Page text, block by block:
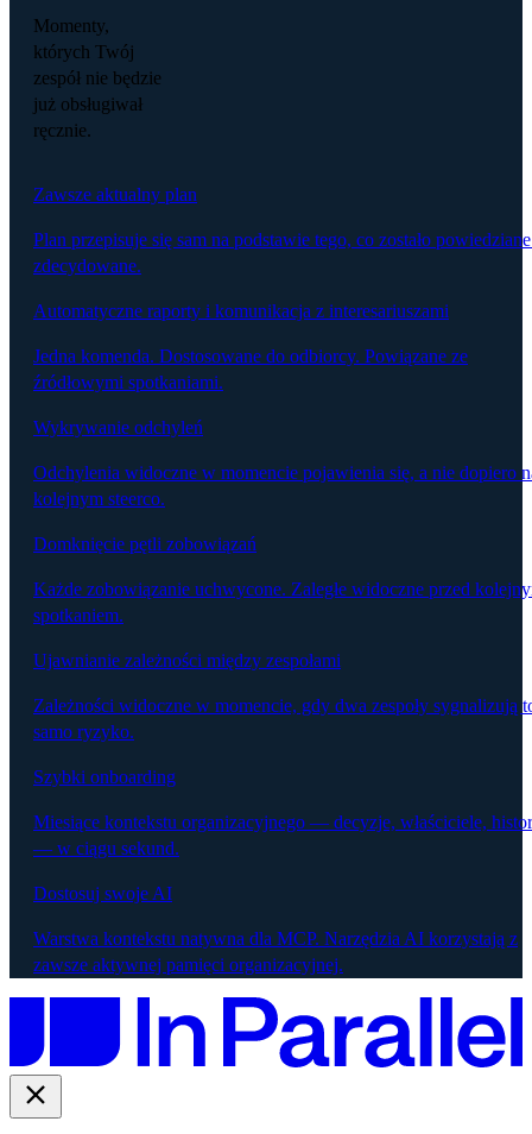
Momenty,
których Twój
zespół nie będzie
już obsługiwał
ręcznie.
Zawsze aktualny plan
Plan przepisuje się sam na podstawie tego, co zostało
zdecydowane.
Automatyczne raporty i komunikacja z interesariuszami
Jedna komenda. Dostosowane do odbiorcy. Powiązane ze
źródłowymi spotkaniami.
Wykrywanie odchyleń
Odchylenia widoczne w momencie pojawienia się, a nie dopiero
kolejnym steerco.
Domknięcie pętli zobowiązań
Każde zobowiązanie uchwycone. Zaległe widoczne przed
spotkaniem.
Ujawnianie zależności między zespołami
Zależności widoczne w momencie, gdy dwa zespoły sygnalizują
samo ryzyko.
Szybki onboarding
Miesiące kontekstu organizacyjnego — decyzje, właściciele,
— w ciągu sekund.
Dostosuj swoje AI
Warstwa kontekstu natywna dla MCP. Narzędzia AI korzystają z
zawsze aktywnej pamięci organizacyjnej.